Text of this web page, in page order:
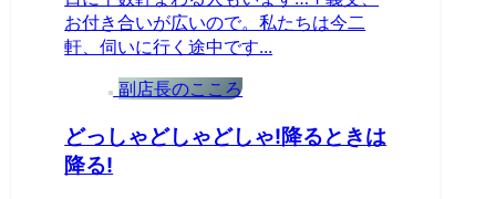
お付き合いが広いので。私たちは今二
軒、伺いに行く途中です...
副店長のこころ
どっしゃどしゃどしゃ!降るときは
降る!